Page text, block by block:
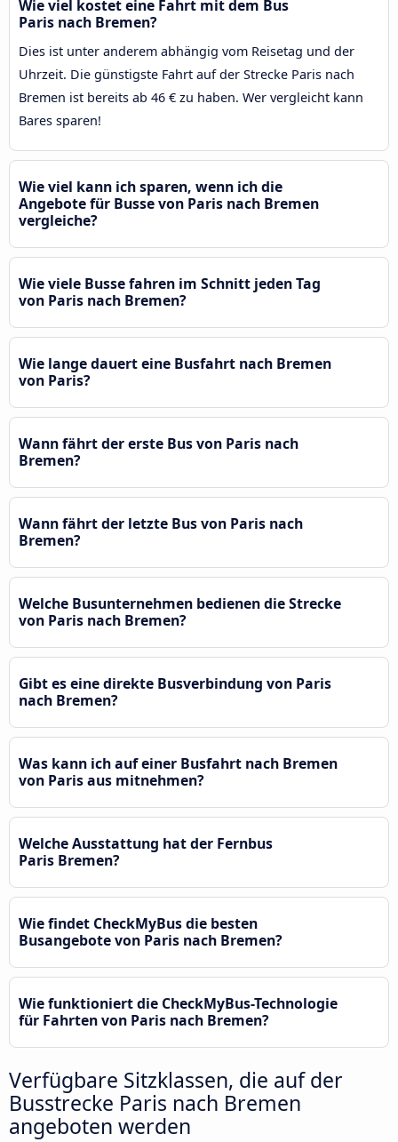
Wie viel kostet eine Fahrt mit dem Bus
Paris nach Bremen?
Dies ist unter anderem abhängig vom Reisetag und der
Uhrzeit. Die günstigste Fahrt auf der Strecke Paris nach
Bremen ist bereits ab 46 € zu haben. Wer vergleicht kann
Bares sparen!
Wie viel kann ich sparen, wenn ich die
Angebote für Busse von Paris nach Bremen
vergleiche?
Wie viele Busse fahren im Schnitt jeden Tag
von Paris nach Bremen?
Wie lange dauert eine Busfahrt nach Bremen
von Paris?
Wann fährt der erste Bus von Paris nach
Bremen?
Wann fährt der letzte Bus von Paris nach
Bremen?
Welche Busunternehmen bedienen die Strecke
von Paris nach Bremen?
Gibt es eine direkte Busverbindung von Paris
nach Bremen?
Was kann ich auf einer Busfahrt nach Bremen
von Paris aus mitnehmen?
Welche Ausstattung hat der Fernbus
Paris Bremen?
Wie findet CheckMyBus die besten
Busangebote von Paris nach Bremen?
Wie funktioniert die CheckMyBus-Technologie
für Fahrten von Paris nach Bremen?
Verfügbare Sitzklassen, die auf der
Busstrecke Paris nach Bremen
angeboten werden